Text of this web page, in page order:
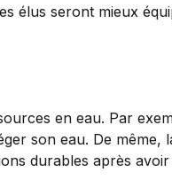
élus seront mieux
en eau. Par
son eau. De même,
durables après avoir